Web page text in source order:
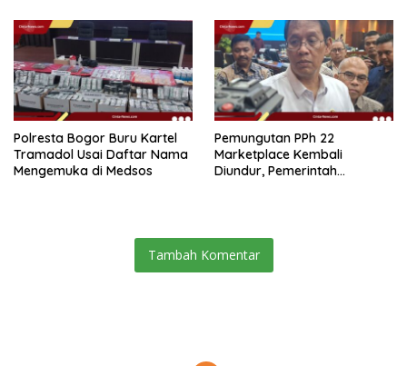
Polresta Bogor Buru Kartel
Tramadol Usai Daftar Nama
Mengemuka di Medsos
Pemungutan PPh 22
Marketplace Kembali
Diundur, Pemerintah
Tambah Komentar